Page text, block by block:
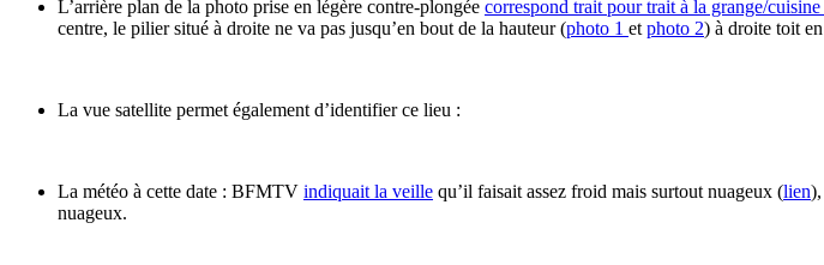
L’arrière plan de la photo prise en légère contre-plongée correspond trait pour trait à la grange/
centre, le pilier situé à droite ne va pas jusqu’en bout de la hauteur (photo 1 et photo 2) à droite toit
La vue satellite permet également d’identifier ce lieu :
La météo à cette date : BFMTV indiquait la veille qu’il faisait assez froid mais surtout nuageux (lien
nuageux.